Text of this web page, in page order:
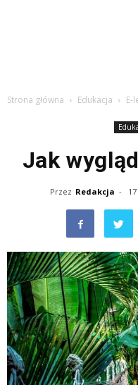
Strona główna Edukacja E-
Jak
Przez Redakcja -